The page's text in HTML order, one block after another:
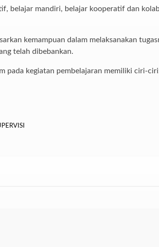
belajar mandiri, belajar kooperatif dan
kemampuan dalam melaksanakan
telah dibebankan.
pada kegiatan pembelajaran memiliki ciri-